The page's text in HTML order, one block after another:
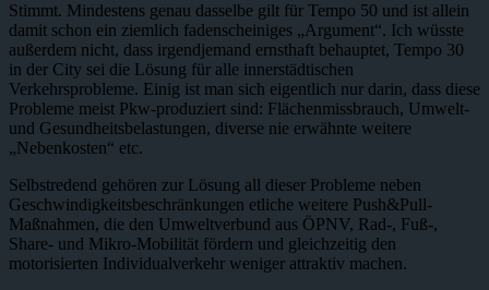
Stimmt. Mindestens genau dasselbe gilt für Tempo 50 und ist allein
damit schon ein ziemlich fadenscheiniges „Argument“. Ich wüsste
außerdem nicht, dass irgendjemand ernsthaft behauptet, Tempo 30
in der City sei die Lösung für alle innerstädtischen
Verkehrsprobleme. Einig ist man sich eigentlich nur darin, dass diese
Probleme meist Pkw-produziert sind: Flächenmissbrauch, Umwelt-
und Gesundheitsbelastungen, diverse nie erwähnte weitere
„Nebenkosten“ etc.
Selbstredend gehören zur Lösung all dieser Probleme neben
Geschwindigkeitsbeschränkungen etliche weitere Push&Pull-
Maßnahmen, die den Umweltverbund aus ÖPNV, Rad-, Fuß-,
Share- und Mikro-Mobilität fördern und gleichzeitig den
motorisierten Individualverkehr weniger attraktiv machen.